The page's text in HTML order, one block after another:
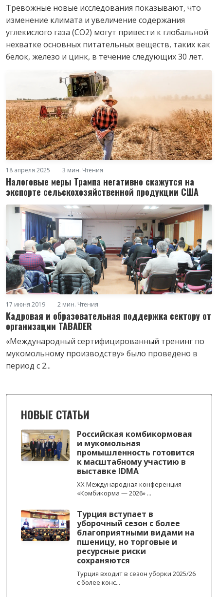
Тревожные новые исследования показывают, что
изменение климата и увеличение содержания
углекислого газа (CO2) могут привести к глобальной
нехватке основных питательных веществ, таких как
белок, железо и цинк, в течение следующих 30 лет.
18 апреля 2025 3 мин. Чтения
Налоговые меры Трампа негативно скажутся на
экспорте сельскохозяйственной продукции США
17 июня 2019 2 мин. Чтения
Кадровая и образовательная поддержка сектору от
организации TABADER
«Международный сертифицированный тренинг по
мукомольному производству» было проведено в
период с 2...
НОВЫЕ СТАТЬИ
Российская комбикормовая
и мукомольная
промышленность готовится
к масштабному участию в
выставке IDMA
XX Международная конференция
«Комбикорма — 2026» ...
Турция вступает в
уборочный сезон с более
благоприятными видами на
пшеницу, но торговые и
ресурсные риски
сохраняются
Турция входит в сезон уборки 2025/26
с более конс...